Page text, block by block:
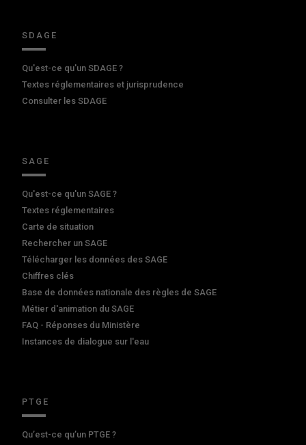
SDAGE
Qu'est-ce qu'un SDAGE ?
Textes réglementaires et jurisprudence
Consulter les SDAGE
SAGE
Qu'est-ce qu'un SAGE ?
Textes réglementaires
Carte de situation
Rechercher un SAGE
Télécharger les données des SAGE
Chiffres clés
Base de données nationale des règles de SAGE
Métier d'animation du SAGE
FAQ - Réponses du Ministère
Instances de dialogue sur l'eau
PTGE
Qu’est-ce qu’un PTGE ?